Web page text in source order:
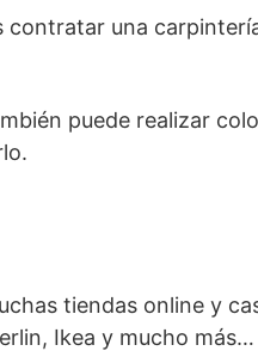
una
puede realizar
tiendas online y
Ikea y mucho más…